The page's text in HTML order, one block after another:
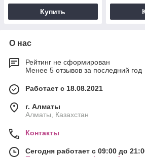
Купить
О нас
Рейтинг не сформирован
Менее 5 отзывов за последний год
Работает с 18.08.2021
г. Алматы
Алматы, Казахстан
Контакты
Сегодня работает с 09:00 до